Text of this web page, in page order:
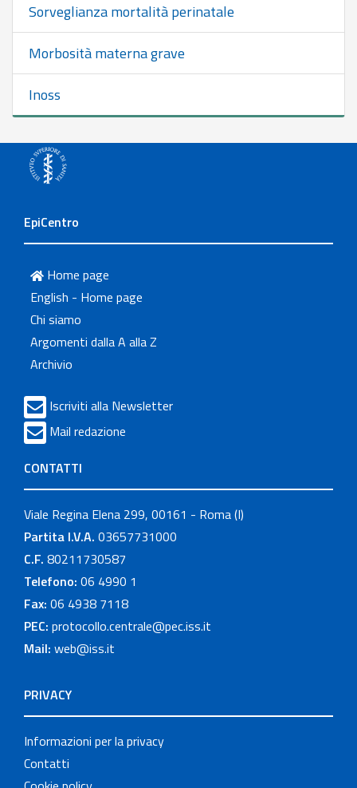
Sorveglianza mortalità perinatale
Morbosità materna grave
Inoss
EpiCentro
Home page
English - Home page
Chi siamo
Argomenti dalla A alla Z
Archivio
Iscriviti alla Newsletter
Mail redazione
CONTATTI
Viale Regina Elena 299, 00161 - Roma (I)
Partita I.V.A. 03657731000
C.F. 80211730587
Telefono: 06 4990 1
Fax: 06 4938 7118
PEC: protocollo.centrale@pec.iss.it
Mail: web@iss.it
PRIVACY
Informazioni per la privacy
Contatti